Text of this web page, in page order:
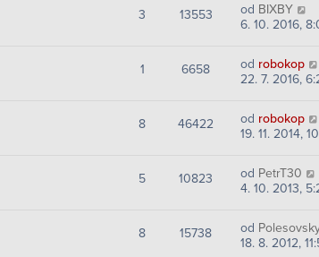
3 13553 od BIXBY
6. 10. 2016,
1 6658 od robokop
22. 7. 2016,
8 46422 od robokop
19. 11. 2014,
5 10823 od PetrT30
4. 10. 2013,
8 15738 od
18. 8. 2012,